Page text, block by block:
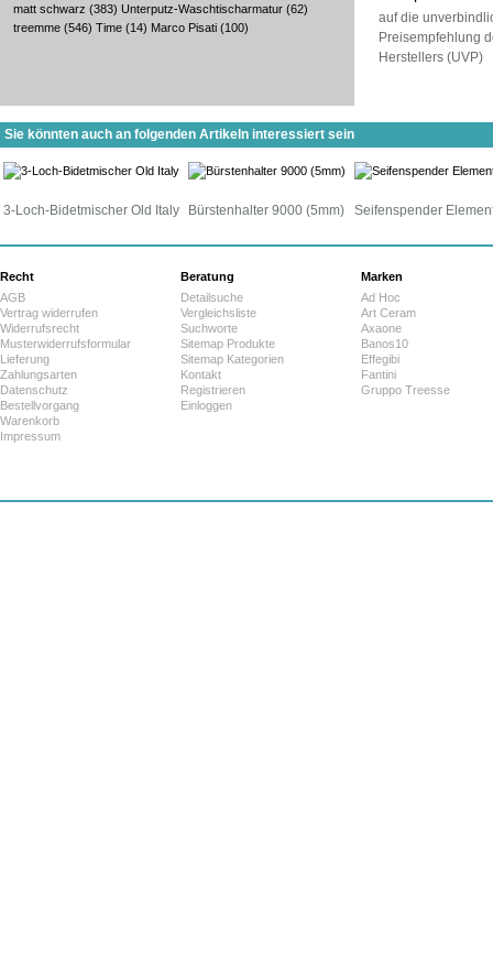
auf die
Preisempfehlung
Herstellers (UVP)
matt schwarz (383) Unterputz-Waschtischarmatur (62)
treemme (546) Time (14) Marco Pisati (100)
Sie könnten auch an folgenden Artikeln interessiert sein
3-Loch-Bidetmischer Old Italy Bürstenhalter 9000 (5mm) Seifenspender
Recht
AGB
Vertrag widerrufen
Widerrufsrecht
Musterwiderrufsformular
Lieferung
Zahlungsarten
Datenschutz
Bestellvorgang
Warenkorb
Impressum
Beratung
Detailsuche
Vergleichsliste
Suchworte
Sitemap Produkte
Sitemap Kategorien
Kontakt
Registrieren
Einloggen
Marken
Ad Hoc
Art Ceram
Axaone
Banos10
Effegibi
Fantini
Gruppo Treesse